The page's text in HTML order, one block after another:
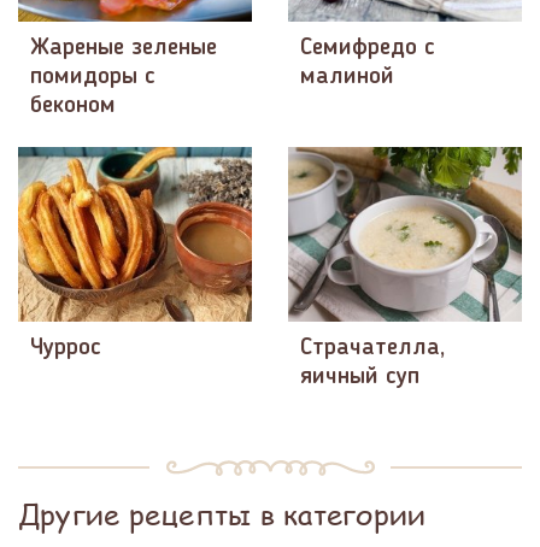
Жареные зеленые
помидоры с
беконом
Семифредо с
малиной
Чуррос
Страчателла,
яичный суп
Другие рецепты в категории